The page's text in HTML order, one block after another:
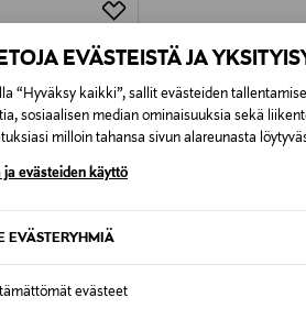
EVÄSTEISTÄ JA
“Hyväksy kaikki”, sallit evästeiden
sosiaalisen median ominaisuuksia sekä
milloin tahansa sivun alareunasta
ja evästeiden käyttö
EVÄSTERYHMIÄ
evästeet